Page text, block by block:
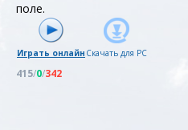
поле.
Играть онлайн Скачать для PC
415/0/342